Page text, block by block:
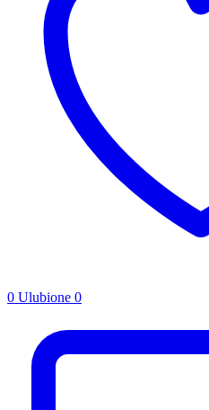
0 Ulubione 0